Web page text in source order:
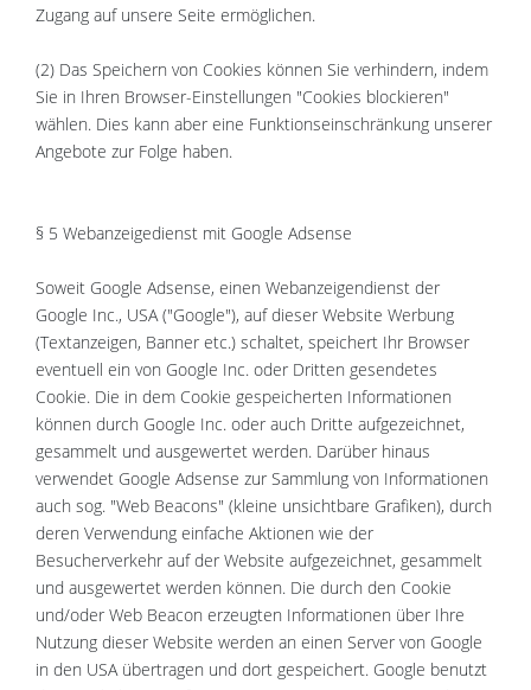
Zugang auf unsere Seite ermöglichen.
(2) Das Speichern von Cookies können Sie verhindern, indem
Sie in Ihren Browser-Einstellungen "Cookies blockieren"
wählen. Dies kann aber eine Funktionseinschränkung unserer
Angebote zur Folge haben.
§ 5 Webanzeigedienst mit Google Adsense
Soweit Google Adsense, einen Webanzeigendienst der
Google Inc., USA ("Google"), auf dieser Website Werbung
(Textanzeigen, Banner etc.) schaltet, speichert Ihr Browser
eventuell ein von Google Inc. oder Dritten gesendetes
Cookie. Die in dem Cookie gespeicherten Informationen
können durch Google Inc. oder auch Dritte aufgezeichnet,
gesammelt und ausgewertet werden. Darüber hinaus
verwendet Google Adsense zur Sammlung von Informationen
auch sog. "Web Beacons" (kleine unsichtbare Grafiken), durch
deren Verwendung einfache Aktionen wie der
Besucherverkehr auf der Website aufgezeichnet, gesammelt
und ausgewertet werden können. Die durch den Cookie
und/oder Web Beacon erzeugten Informationen über Ihre
Nutzung dieser Website werden an einen Server von Google
in den USA übertragen und dort gespeichert. Google benutzt